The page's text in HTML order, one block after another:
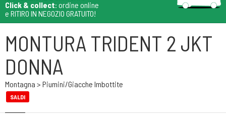
Click & collect: ordine online
e RITIRO IN NEGOZIO GRATUITO!
MONTURA TRIDENT 2 JKT
DONNA
Montagna > Piumini/giacche Imbottite
SALDI